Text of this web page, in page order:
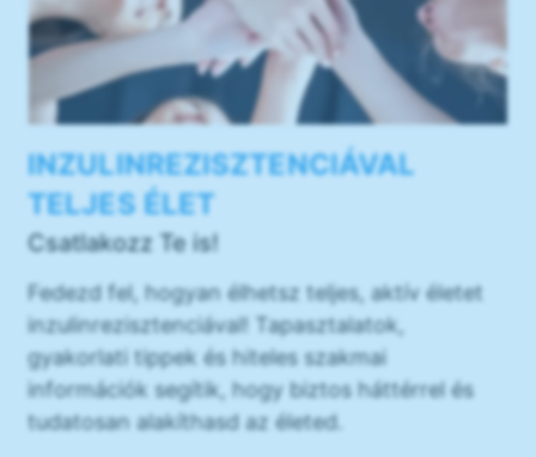
INZULINREZISZTENCIÁVAL
TELJES ÉLET
Csatlakozz Te is!
Fedezd fel, hogyan élhetsz teljes, aktív életet
inzulinrezisztenciával! Tapasztalatok,
gyakorlati tippek és hiteles szakmai
információk segítik, hogy biztos háttérrel és
tudatosan alakíthasd az életed.